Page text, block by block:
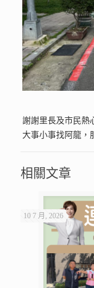
謝謝里長及市民熱
大事小事找阿龍，
相關文章
10 7 月, 2026